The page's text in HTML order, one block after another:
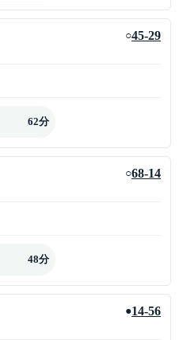
○45-29
62分
○68-14
48分
●14-56